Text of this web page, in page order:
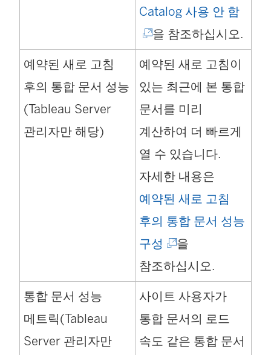
Catalog 사용 안 함(
을 참조하십시오.
예약된 새로 고침
후의 통합 문서 성능
(Tableau Server
관리자만 해당)
예약된 새로 고침이
있는 최근에 본 통합
문서를 미리
계산하여 더 빠르게
열 수 있습니다.
자세한 내용은
예약된 새로 고침
후의 통합 문서 성능
구성 (
링
을
참조하십시오.
통합 문서 성능
메트릭(Tableau
Server 관리자만
사이트 사용자가
통합 문서의 로드
속도 같은 통합 문서